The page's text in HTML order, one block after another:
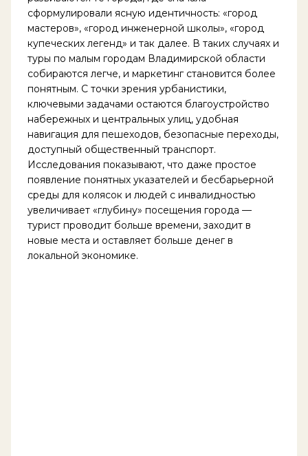
сформулировали ясную идентичность: «город
мастеров», «город инженерной школы», «город
купеческих легенд» и так далее. В таких случаях и
туры по малым городам Владимирской области
собираются легче, и маркетинг становится более
понятным. С точки зрения урбанистики,
ключевыми задачами остаются благоустройство
набережных и центральных улиц, удобная
навигация для пешеходов, безопасные переходы,
доступный общественный транспорт.
Исследования показывают, что даже простое
появление понятных указателей и бесбарьерной
среды для колясок и людей с инвалидностью
увеличивает «глубину» посещения города —
турист проводит больше времени, заходит в
новые места и оставляет больше денег в
локальной экономике.